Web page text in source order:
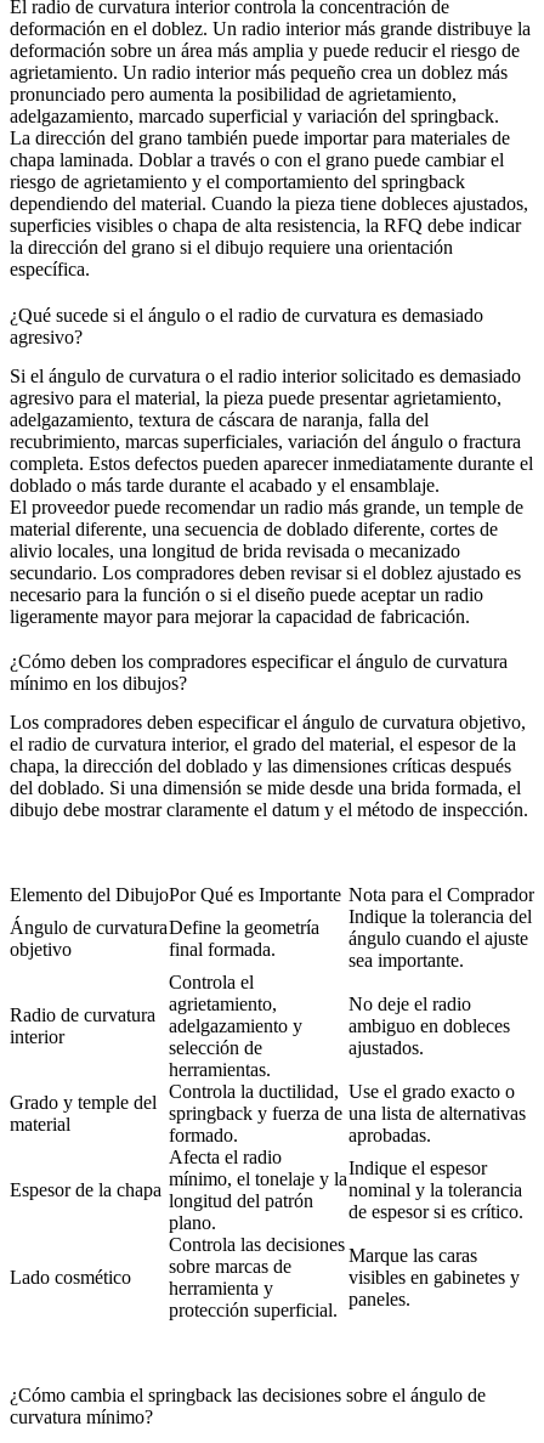
El radio de curvatura interior controla la concentración de
deformación en el doblez. Un radio interior más grande distribuye la
deformación sobre un área más amplia y puede reducir el riesgo de
agrietamiento. Un radio interior más pequeño crea un doblez más
pronunciado pero aumenta la posibilidad de agrietamiento,
adelgazamiento, marcado superficial y variación del springback.
La dirección del grano también puede importar para materiales de
chapa laminada. Doblar a través o con el grano puede cambiar el
riesgo de agrietamiento y el comportamiento del springback
dependiendo del material. Cuando la pieza tiene dobleces ajustados,
superficies visibles o chapa de alta resistencia, la RFQ debe indicar
la dirección del grano si el dibujo requiere una orientación
específica.
¿Qué sucede si el ángulo o el radio de curvatura es demasiado
agresivo?
Si el ángulo de curvatura o el radio interior solicitado es demasiado
agresivo para el material, la pieza puede presentar agrietamiento,
adelgazamiento, textura de cáscara de naranja, falla del
recubrimiento, marcas superficiales, variación del ángulo o fractura
completa. Estos defectos pueden aparecer inmediatamente durante el
doblado o más tarde durante el acabado y el ensamblaje.
El proveedor puede recomendar un radio más grande, un temple de
material diferente, una secuencia de doblado diferente, cortes de
alivio locales, una longitud de brida revisada o mecanizado
secundario. Los compradores deben revisar si el doblez ajustado es
necesario para la función o si el diseño puede aceptar un radio
ligeramente mayor para mejorar la capacidad de fabricación.
¿Cómo deben los compradores especificar el ángulo de curvatura
mínimo en los dibujos?
Los compradores deben especificar el ángulo de curvatura objetivo,
el radio de curvatura interior, el grado del material, el espesor de la
chapa, la dirección del doblado y las dimensiones críticas después
del doblado. Si una dimensión se mide desde una brida formada, el
dibujo debe mostrar claramente el datum y el método de inspección.
Elemento del DibujoPor Qué es Importante Nota para el Comprador
Ángulo de curvatura
objetivo
Define la geometría
final formada.
Indique la tolerancia del
ángulo cuando el ajuste
sea importante.
Radio de curvatura
interior
Controla el
agrietamiento,
adelgazamiento y
selección de
herramientas.
No deje el radio
ambiguo en dobleces
ajustados.
Grado y temple del
material
Controla la ductilidad,
springback y fuerza de
formado.
Use el grado exacto o
una lista de alternativas
aprobadas.
Espesor de la chapa
Afecta el radio
mínimo, el tonelaje y la
longitud del patrón
plano.
Indique el espesor
nominal y la tolerancia
de espesor si es crítico.
Lado cosmético
Controla las decisiones
sobre marcas de
herramienta y
protección superficial.
Marque las caras
visibles en gabinetes y
paneles.
¿Cómo cambia el springback las decisiones sobre el ángulo de
curvatura mínimo?